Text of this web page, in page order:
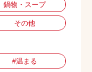
鍋物・スープ
その他
#温まる